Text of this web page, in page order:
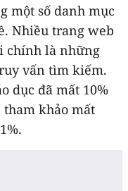
một số danh mục
Nhiều trang web
chính là những
vấn tìm kiếm.
dục đã mất 10%
khảo mất